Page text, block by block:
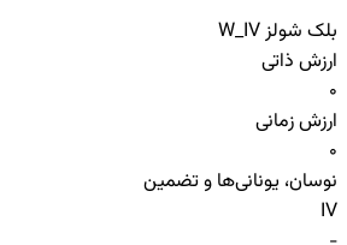
بلک شولز W_IV
ارزش ذاتی
0
ارزش زمانی
0
نوسان، یونانی‌ها و تضمین
IV